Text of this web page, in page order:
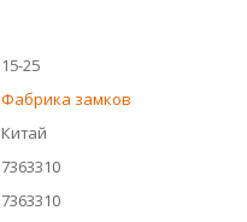
15-25
Фабрика замков
Китай
7363310
7363310